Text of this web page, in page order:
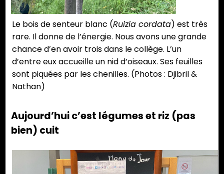
Le bois de senteur blanc (Ruizia cordata) est très
rare. Il donne de l’énergie. Nous avons une grande
chance d’en avoir trois dans le collège. L’un
d’entre eux accueille un nid d’oiseaux. Ses feuilles
sont piquées par les chenilles. (Photos : Djibril &
Nathan)
Aujourd’hui c’est légumes et riz (pas
bien) cuit